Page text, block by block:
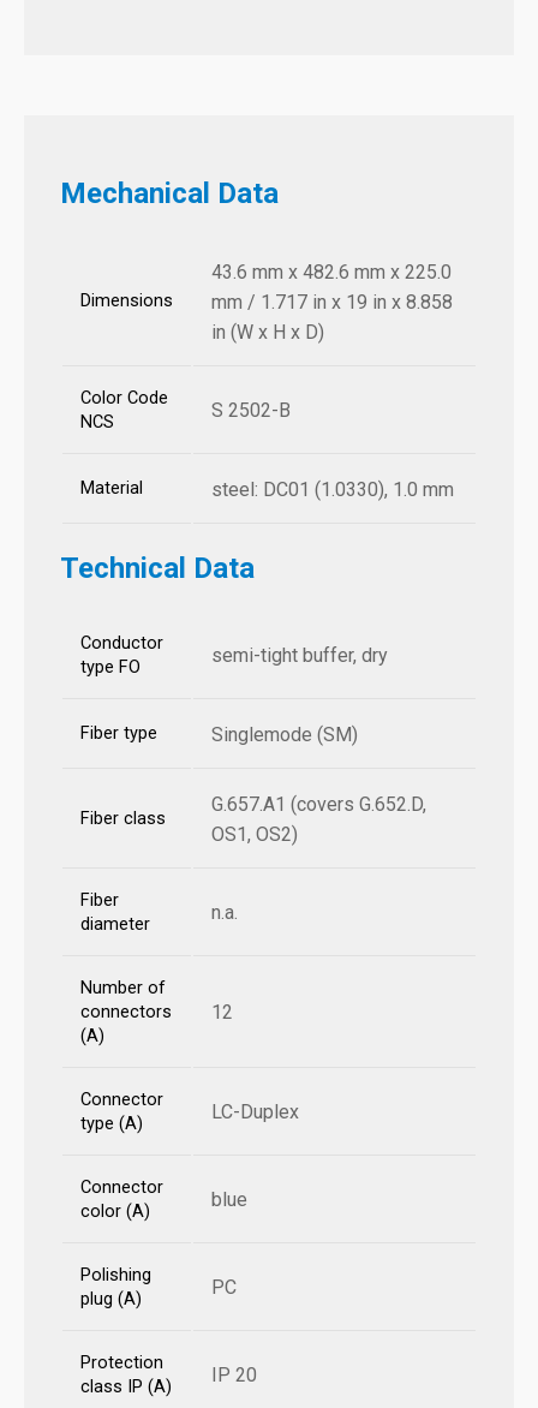
Mechanical Data
Dimensions
43.6 mm x 482.6 mm x 225.0
mm / 1.717 in x 19 in x 8.858
in (W x H x D)
Color Code
NCS
S 2502-B
Material steel: DC01 (1.0330), 1.0 mm
Technical Data
Conductor
type FO
semi-tight buffer, dry
Fiber type Singlemode (SM)
Fiber class
G.657.A1 (covers G.652.D,
OS1, OS2)
Fiber
diameter
n.a.
Number of
connectors
(A)
12
Connector
type (A)
LC-Duplex
Connector
color (A)
blue
Polishing
plug (A)
PC
Protection
class IP (A)
IP 20